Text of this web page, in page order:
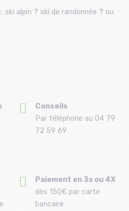
ski alpin ? ski de randonnée ? ou
Conseils
Par téléphone au 04 79
72 59 69
Paiement en 3x ou 4X
dès 150€ par carte
bancaire